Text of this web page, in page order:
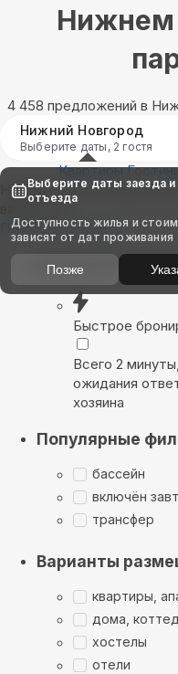
Нижнем
4 458 предложений в
Нижний Новгород
Выберите даты, 2 гостя
Квартиры
Найдём, где
вариантов
Показать на карте
Выбирайте
Быстрое
Всего 2
ожидания
хозяина
Популярные
бассейн
включён
трансфер
Варианты
квартиры,
дома,
хостелы
отели
Выберите даты заезда и
отъезда
Доступность жилья и
зависят от дат проживания
Позже